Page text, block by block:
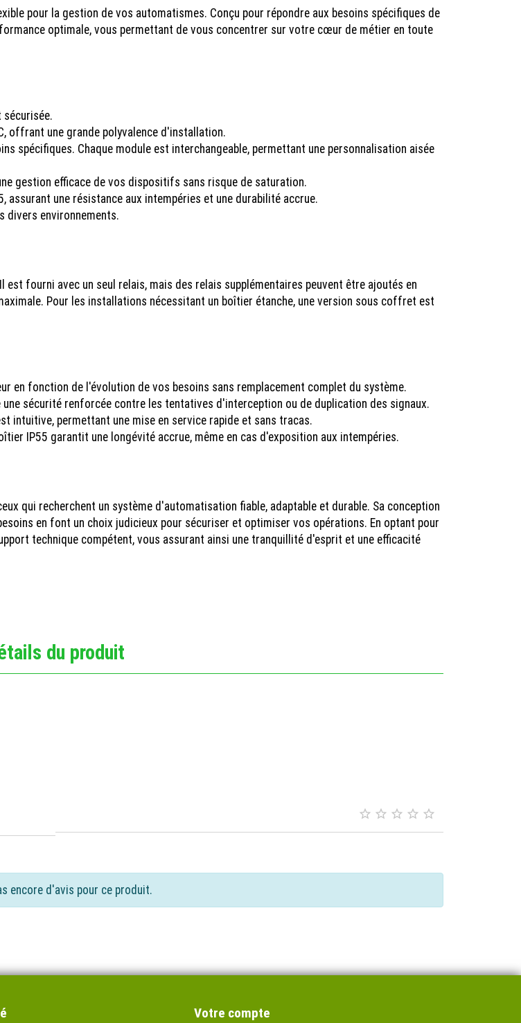
pour la gestion de vos automatismes. Conçu pour répondre aux besoins spécifiques de
optimale, vous permettant de vous concentrer sur votre cœur de métier en toute
sécurisée.
offrant une grande polyvalence d'installation.
spécifiques. Chaque module est interchangeable, permettant une personnalisation aisée
gestion efficace de vos dispositifs sans risque de saturation.
assurant une résistance aux intempéries et une durabilité accrue.
divers environnements.
est fourni avec un seul relais, mais des relais supplémentaires peuvent être ajoutés en
Pour les installations nécessitant un boîtier étanche, une version sous coffret est
en fonction de l'évolution de vos besoins sans remplacement complet du système.
sécurité renforcée contre les tentatives d'interception ou de duplication des signaux.
intuitive, permettant une mise en service rapide et sans tracas.
IP55 garantit une longévité accrue, même en cas d'exposition aux intempéries.
qui recherchent un système d'automatisation fiable, adaptable et durable. Sa conception
en font un choix judicieux pour sécuriser et optimiser vos opérations. En optant pour
technique compétent, vous assurant ainsi une tranquillité d'esprit et une efficacité
du produit
    
encore d'avis pour ce produit.
Votre compte